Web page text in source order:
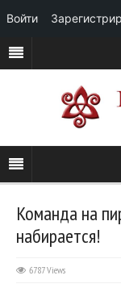
Команда на
набирается!
6787 Views
Войти